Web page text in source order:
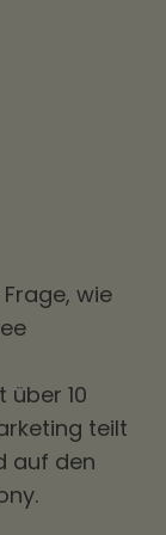
wie
10
teilt
auf den